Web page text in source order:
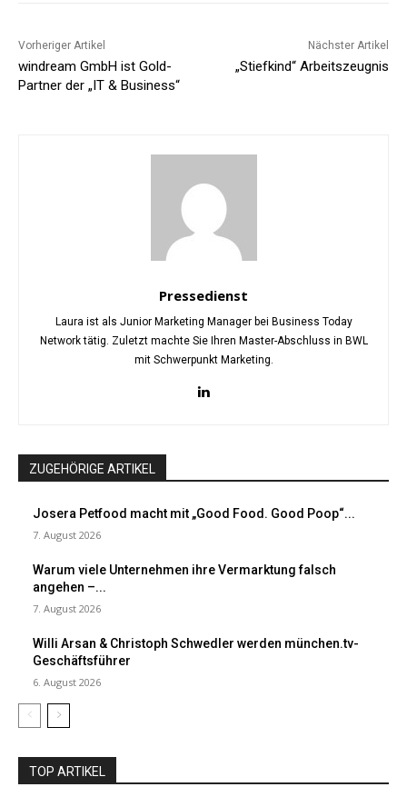
Vorheriger Artikel
windream GmbH ist Gold-
Partner der „IT & Business“
Nächster Artikel
„Stiefkind“ Arbeitszeugnis
Pressedienst
Laura ist als Junior Marketing Manager bei Business Today
Network tätig. Zuletzt machte Sie Ihren Master-Abschluss in BWL
mit Schwerpunkt Marketing.
ZUGEHÖRIGE ARTIKEL
Josera Petfood macht mit „Good Food. Good Poop“...
7. August 2026
Warum viele Unternehmen ihre Vermarktung falsch
angehen –...
7. August 2026
Willi Arsan & Christoph Schwedler werden münchen.tv-
Geschäftsführer
6. August 2026
TOP ARTIKEL